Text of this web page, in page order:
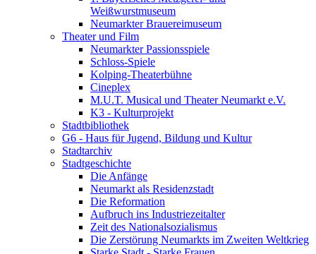
Weißwurstmuseum
Neumarkter Brauereimuseum
Theater und Film
Neumarkter Passionsspiele
Schloss-Spiele
Kolping-Theaterbühne
Cineplex
M.U.T. Musical und Theater Neumarkt e.V.
K3 - Kulturprojekt
Stadtbibliothek
G6 - Haus für Jugend, Bildung und Kultur
Stadtarchiv
Stadtgeschichte
Die Anfänge
Neumarkt als Residenzstadt
Die Reformation
Aufbruch ins Industriezeitalter
Zeit des Nationalsozialismus
Die Zerstörung Neumarkts im Zweiten Weltkrieg